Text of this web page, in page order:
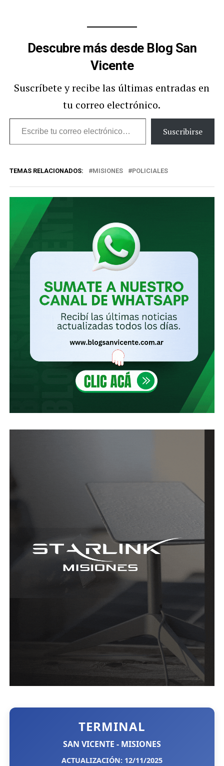
Descubre más desde Blog San
Vicente
Suscríbete y recibe las últimas entradas en
tu correo electrónico.
Escribe
tu
electrónico…
Suscribirse
TEMAS RELACIONADOS: MISIONES POLICIALES
TERMINAL
SAN VICENTE - MISIONES
ACTUALIZACIÓN: 12/11/2025